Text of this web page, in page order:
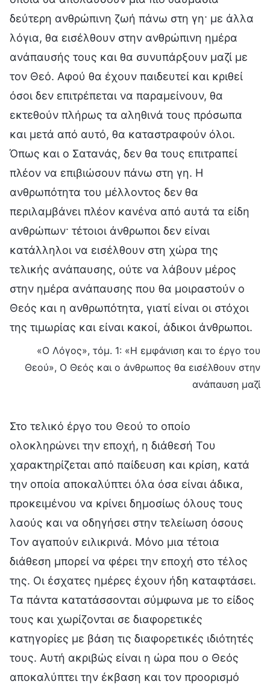
δεύτερη ανθρώπινη ζωή πάνω στη γη· με άλλα
λόγια, θα εισέλθουν στην ανθρώπινη ημέρα
ανάπαυσής τους και θα συνυπάρξουν μαζί με
τον Θεό. Αφού θα έχουν παιδευτεί και κριθεί
όσοι δεν επιτρέπεται να παραμείνουν, θα
εκτεθούν πλήρως τα αληθινά τους πρόσωπα
και μετά από αυτό, θα καταστραφούν όλοι.
Όπως και ο Σατανάς, δεν θα τους επιτραπεί
πλέον να επιβιώσουν πάνω στη γη. Η
ανθρωπότητα του μέλλοντος δεν θα
περιλαμβάνει πλέον κανένα από αυτά τα είδη
ανθρώπων· τέτοιοι άνθρωποι δεν είναι
κατάλληλοι να εισέλθουν στη χώρα της
τελικής ανάπαυσης, ούτε να λάβουν μέρος
στην ημέρα ανάπαυσης που θα μοιραστούν ο
Θεός και η ανθρωπότητα, γιατί είναι οι στόχοι
της τιμωρίας και είναι κακοί, άδικοι άνθρωποι.
«Ο Λόγος», τόμ. 1: «Η εμφάνιση και το έργο του
Θεού», Ο Θεός και ο άνθρωπος θα εισέλθουν στην
ανάπαυση μαζί
Στο τελικό έργο του Θεού το οποίο
ολοκληρώνει την εποχή, η διάθεσή Του
χαρακτηρίζεται από παίδευση και κρίση, κατά
την οποία αποκαλύπτει όλα όσα είναι άδικα,
προκειμένου να κρίνει δημοσίως όλους τους
λαούς και να οδηγήσει στην τελείωση όσους
Τον αγαπούν ειλικρινά. Μόνο μια τέτοια
διάθεση μπορεί να φέρει την εποχή στο τέλος
της. Οι έσχατες ημέρες έχουν ήδη καταφτάσει.
Τα πάντα κατατάσσονται σύμφωνα με το είδος
τους και χωρίζονται σε διαφορετικές
κατηγορίες με βάση τις διαφορετικές ιδιότητές
τους. Αυτή ακριβώς είναι η ώρα που ο Θεός
αποκαλύπτει την έκβαση και τον προορισμό